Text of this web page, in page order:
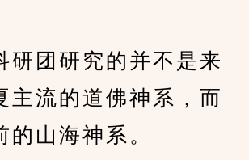
团研究的并不是来
主流的道佛神系，而
的山海神系。